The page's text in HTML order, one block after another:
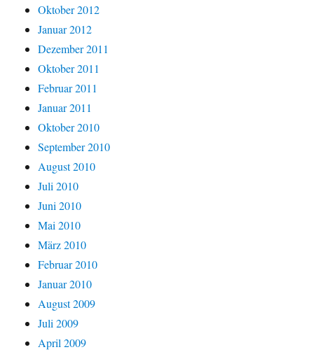
Oktober 2012
Januar 2012
Dezember 2011
Oktober 2011
Februar 2011
Januar 2011
Oktober 2010
September 2010
August 2010
Juli 2010
Juni 2010
Mai 2010
März 2010
Februar 2010
Januar 2010
August 2009
Juli 2009
April 2009